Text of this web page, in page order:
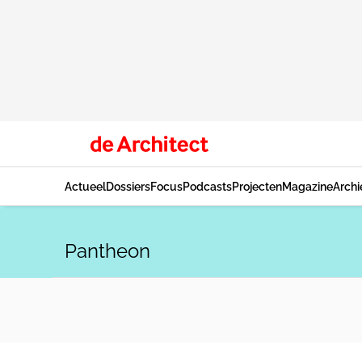
ActueelDossiersFocusPodcastsProjectenMagazine
Pantheon